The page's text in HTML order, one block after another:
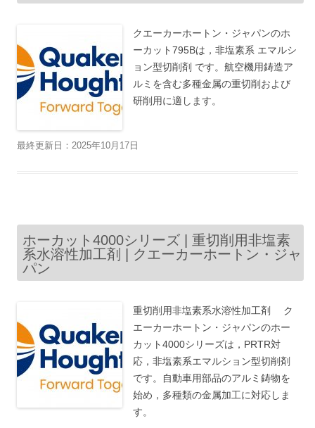
クエーカーホートン・ジャパンのホ
ーカット795Bは，非塩素系 エマルシ
ョン型切削剤 です。航空機用鋳造ア
ルミを含む多種金属の重切削および
研削用に適します。
最終更新日：2025年10月17日
ホーカット4000シリーズ | 重切削用非塩素
系水溶性加工剤 | クエーカーホートン・ジャ
パン
重切削用非塩素系水溶性加工剤 ク
エーカーホートン・ジャパンのホー
カット4000シリーズは，PRTR対
応，非塩素系エマルション型切削剤
です。自動車用部品のアルミ鋳物を
始め，多種類の金属加工に対応しま
す。